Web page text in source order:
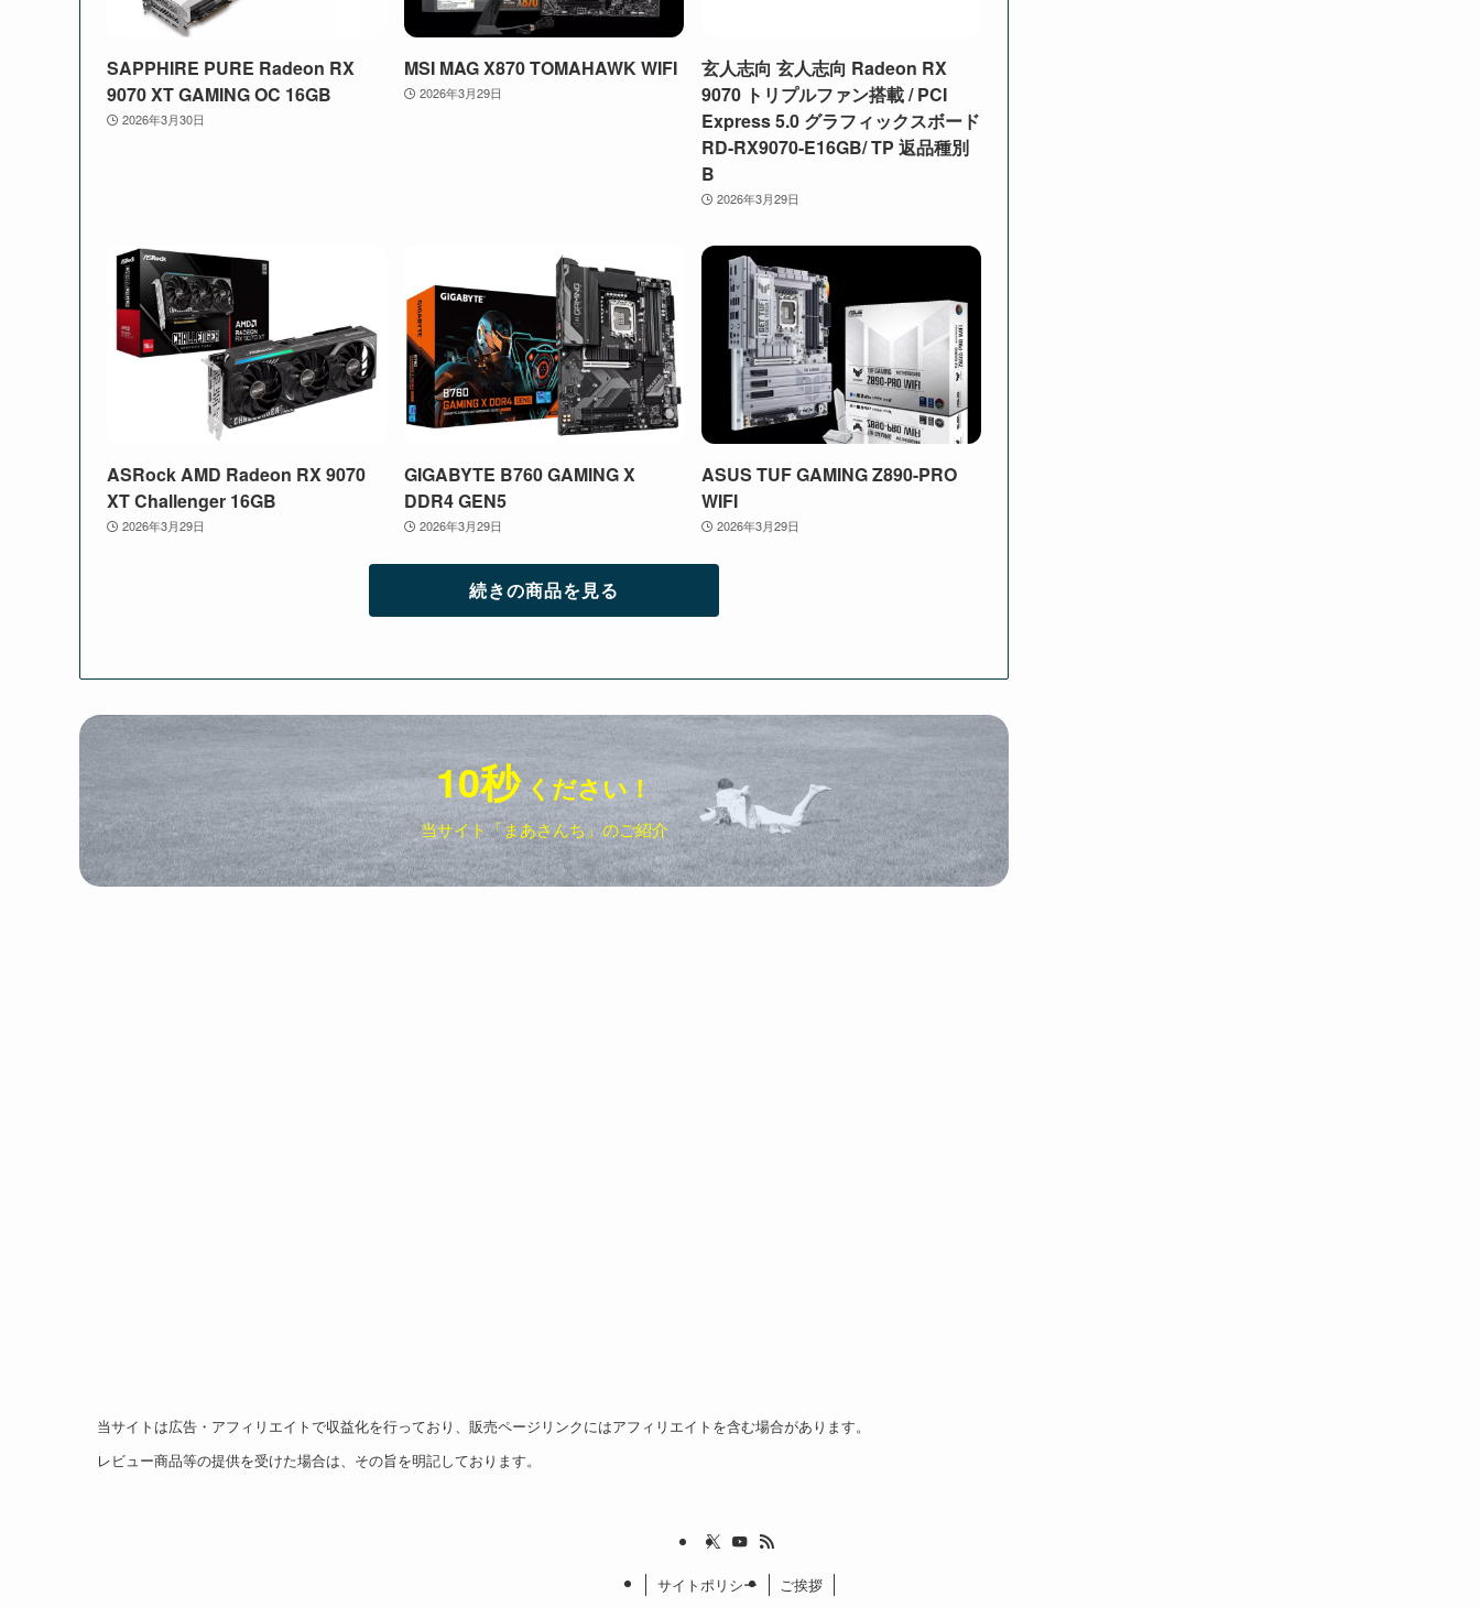
SAPPHIRE PURE Radeon RX
9070 XT GAMING OC 16GB
2026年3月30日
MSI MAG X870 TOMAHAWK WIFI
2026年3月29日
玄人志向 玄人志向 Radeon RX
9070 トリプルファン搭載 / PCI
Express 5.0 グラフィックスボード
RD-RX9070-E16GB/ TP 返品種別
B
2026年3月29日
ASRock AMD Radeon RX 9070
XT Challenger 16GB
2026年3月29日
GIGABYTE B760 GAMING X
DDR4 GEN5
2026年3月29日
ASUS TUF GAMING Z890-PRO
WIFI
2026年3月29日
続きの商品を見る
10秒ください！
当サイト「まあさんち」のご紹介
当サイトは広告・アフィリエイトで収益化を行っており、販売ページリンクにはアフィリエイトを含む場合があります。
レビュー商品等の提供を受けた場合は、その旨を明記しております。
サイトポリシー ご挨拶